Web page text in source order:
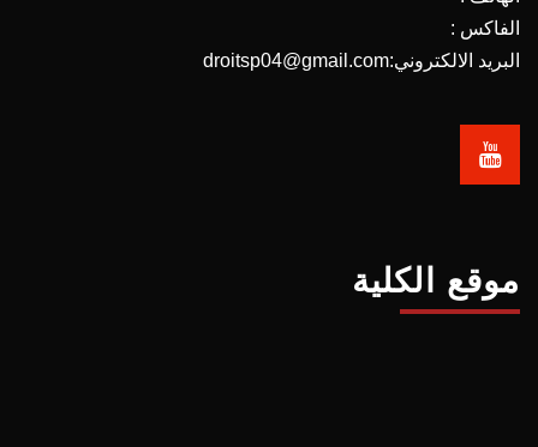
الفاكس :
البريد الالكتروني:droitsp04@gmail.com
موقع الكلية